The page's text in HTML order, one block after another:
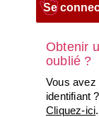
Obtenir
oublié ?
Vous avez
identifiant ?
Cliquez-ici.